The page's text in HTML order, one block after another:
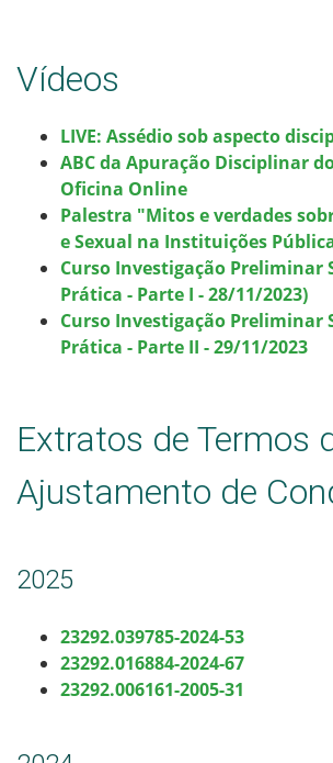
Vídeos
LIVE: Assédio sob aspecto
ABC da Apuração Disciplinar
Oficina Online
Palestra "Mitos e verdades
e Sexual na Instituições
Curso Investigação Preliminar
Prática - Parte I - 28/11/2023)
Curso Investigação Preliminar
Prática - Parte II - 29/11/2023
Extratos de Termos
Ajustamento de
2025
23292.039785-2024-53
23292.016884-2024-67
23292.006161-2005-31